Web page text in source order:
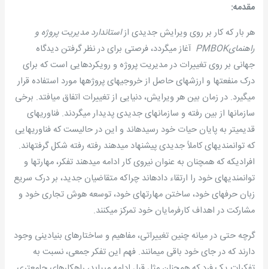
مقدمه:
هر بار که کار بر روی ویرایش جدیدی ازاستاندارد مدیریت پروژه و
راهنمایPMBOK آغاز می­گردد، فرصتی برای در نظر گرفتن دیدگاه
جهانی بر روی تغییرات در مدیریت پروژه و رویکردهایی است که برای
درک منفعتها و ارزشهای حاصل از خروجیهای پروژه­ها مورد استفاده قرار
می­گیرد. در زمان بین هر ویرایش، دنیایی از تغییرات اتفاق می­افتد. برخی
سازمانها از بین رفته و سازمانهای جدیدی پدیدار می­گردند. فناوریهای
قدیمی­تر به پایان حیات خود رسیده­اند و این در حالیست که فناوریهایی
که توانمندیهای کاملاً جدیدی پیشنهاد می­دهند رفته رفته شکل گرفته­اند.
افرادیکه که همچنان به عنوان نیروی کار ادامه می­دهند تفکر، مهارتها و
توانمندیهای خود را ارتقاء داده­اند چراکه متقاضیان جدید، بر درک سریع
زبان حرفه­ای خود، ساختن مهارتهای خود، توسعه هوش تجاری خود و
مشارکت در اهداف کارفرمایان خود تمرکز می­کنند.
گرچه حتی در میانه چنین تغییراتی، مفاهیم و ساختارهای بنیادینی وجود
دارند که در جای خود باقی می­مانند. فهم این تفکر جمعی، نسبت به